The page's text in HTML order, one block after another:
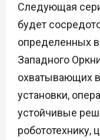
Следующая
будет
определенных
Западного
охватывающих
установки,
устойчивые
робототехнику,